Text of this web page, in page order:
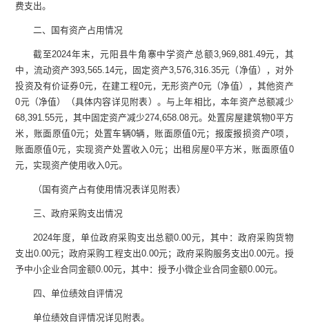
费支出。
二、国有资产占用情况
截至2024年末，元阳县牛角寨中学资产总额3,969,881.49元，其
中，流动资产393,565.14元，固定资产3,576,316.35元（净值），对外
投资及有价证券0元，在建工程0元，无形资产0元（净值），其他资产
0元（净值）（具体内容详见附表）。与上年相比，本年资产总额减少
68,391.55元，其中固定资产减少274,658.08元。处置房屋建筑物0平方
米，账面原值0元；处置车辆0辆，账面原值0元；报废报损资产0项，
账面原值0元，实现资产处置收入0元；出租房屋0平方米，账面原值0
元，实现资产使用收入0元。
（国有资产占有使用情况表详见附表）
三、政府采购支出情况
2024年度，单位政府采购支出总额0.00元，其中：政府采购货物
支出0.00元；政府采购工程支出0.00元；政府采购服务支出0.00元。授
予中小企业合同金额0.00元，其中：授予小微企业合同金额0.00元。
四、单位绩效自评情况
单位绩效自评情况详见附表。